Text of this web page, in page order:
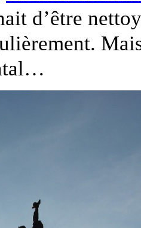
d’être